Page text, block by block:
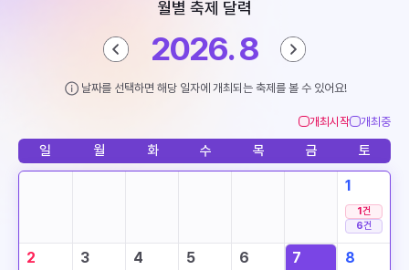
월별 축제 달력
2026. 8
날짜를 선택하면 해당 일자에 개최되는 축제를 볼 수 있어요!
개최시작 개최중
일 월 화 수 목 금 토
1
1건
6건
2 3 4 5 6 7 8